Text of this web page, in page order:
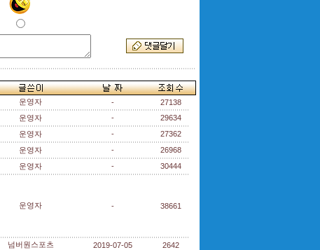
운영자 -
27138
운영자 -
29634
운영자 -
27362
운영자 -
26968
운영자 - 30444
운영자 - 38661
넘버원스포츠 2019-07-05 2642